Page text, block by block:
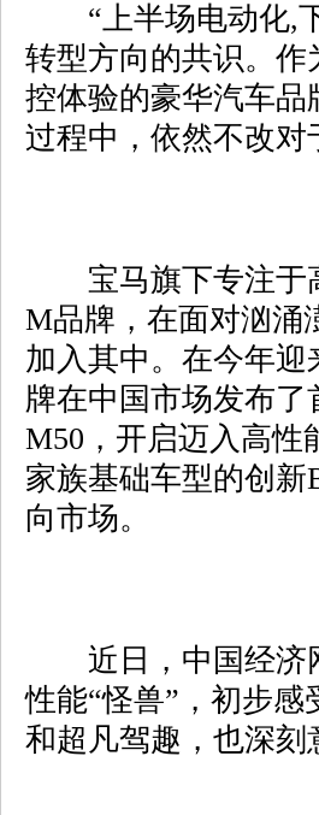
“上半场电动化,下
转型方向的共识。
控体验的豪华汽车
过程中，依然不改
宝马旗下专注于
M品牌，在面对汹涌
加入其中。在今年
牌在中国市场发布
M50，开启迈入高性
家族基础车型的创新
向市场。
近日，中国经济
性能“怪兽”，初步
和超凡驾趣，也深